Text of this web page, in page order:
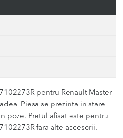
pentru Renault Master
Piesa se prezinta in stare
poze. Pretul afisat este pentru
fara alte accesorii.